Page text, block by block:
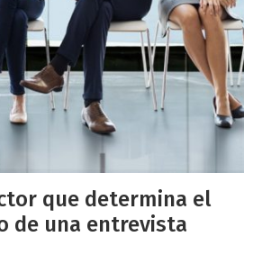
que determina el
de una entrevista